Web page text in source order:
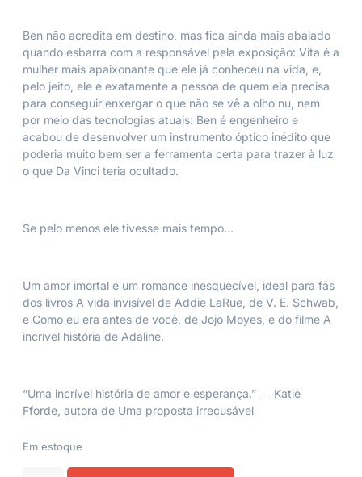
Ben não acredita em destino, mas fica ainda mais abalado
quando esbarra com a responsável pela exposição: Vita é a
mulher mais apaixonante que ele já conheceu na vida, e,
pelo jeito, ele é exatamente a pessoa de quem ela precisa
para conseguir enxergar o que não se vê a olho nu, nem
por meio das tecnologias atuais: Ben é engenheiro e
acabou de desenvolver um instrumento óptico inédito que
poderia muito bem ser a ferramenta certa para trazer à luz
o que Da Vinci teria ocultado.
Se pelo menos ele tivesse mais tempo…
Um amor imortal é um romance inesquecível, ideal para fãs
dos livros A vida invisível de Addie LaRue , de V. E. Schwab,
e Como eu era antes de você , de Jojo Moyes, e do filme A
incrível história de Adaline.
“Uma incrível história de amor e esperança.” ― Katie
Fforde, autora de Uma proposta irrecusável
Em estoque